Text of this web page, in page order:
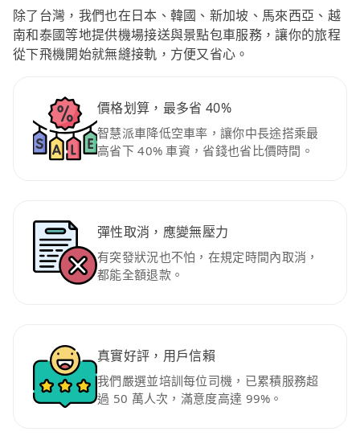
除了台灣，我們也在日本、韓國、新加坡、馬來西亞、越
南和泰國等地提供機場接送與景點包車服務，讓你的旅程
從下飛機開始就無縫接軌，方便又省心。
價格划算，最多省 40%
智慧派車降低空車率，讓你中長途搭乘最
高省下 40% 車資，省錢也省比價時間。
彈性取消，應變無壓力
有突發狀況也不怕，在規定時間內取消，
都能全額退款。
真實好評，用戶信賴
我們嚴選並培訓每位司機，已累積服務超
過 50 萬人次，滿意度高達 99%。